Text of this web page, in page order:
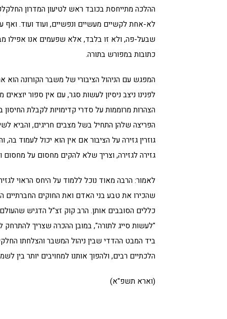
ההלכה מתייחסת בכובד ראש לטיעון המדרון
לא-אחת לקשיים מעשיים ונפשיים, ועוד ועוד. ואף
שבעל-פה, ולא זו בלבד, אלא שפעמים אנו אפילו
כתובות במפורש בתורה.
המפגש עם הניהול הציבורי של משבר הקורונה הוא
לפנינו ניצב ניסיון לעשות סגר, עם אין ספור
הצהרות מרוממות על סדרי קדימויות לקבלת החיסון
הפריצה שלהן התחיל בשל מצבים חריגים, והביא
גוזרין גזירה על הציבור אם אין הוא יכול לעמוד בה,
גזירה לגזירה, וצריך שלא להקים מחסום על מחסום
לאמור: הרבה מאוד נוכל ללמוד על היחס הראוי
שהכירו את טבע בני האדם ואת החוקים החברתיים
כללים הסובבים אותן. הרב קוק זצ"ל הדגיש
"לעשות סייג לתורה", במובן ההכרה שצריך
ביד המבט ההדדי שבין ניהול המשבר והצלחתו
הלכתיים רבים, ולהפוך אותנו למחויבים יותר בין
(וארא תשפ"א)